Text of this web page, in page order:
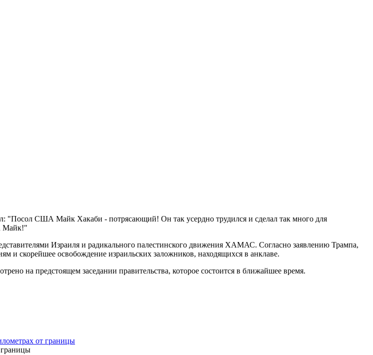
"Посол США Майк Хакаби - потрясающий! Он так усердно трудился и сделал так много для
Майк!"
Израиля и радикального палестинского движения ХАМАС. Согласно заявлению Трампа,
и скорейшее освобождение израильских заложников, находящихся в анклаве.
на предстоящем заседании правительства, которое состоится в ближайшее время.
от границы